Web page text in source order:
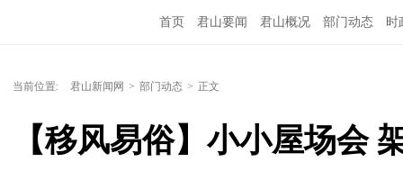
首页 君山要闻 君山概况 部门动态 时
当前位置: 君山新闻网 > 部门动态 > 正文
【移风易俗】小小屋场会